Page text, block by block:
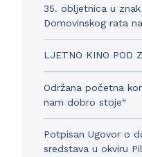
35. obljetnica u
Domovinskog rata
LJETNO KINO POD
Održana početna
nam dobro stoje“
Potpisan Ugovor o
sredstava u okviru